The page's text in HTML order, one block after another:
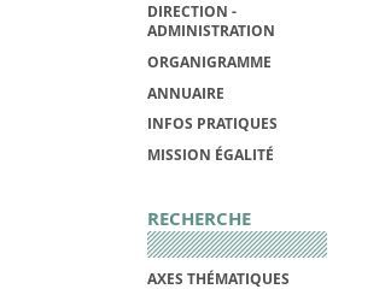
DIRECTION -
ADMINISTRATION
ORGANIGRAMME
ANNUAIRE
INFOS PRATIQUES
MISSION ÉGALITÉ
RECHERCHE
AXES THÉMATIQUES